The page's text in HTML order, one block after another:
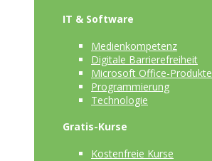
IT & Software
Medienkompetenz
Digitale Barrierefreiheit
Microsoft Office-Produkte
Programmierung
Technologie
Gratis-Kurse
Kostenfreie Kurse